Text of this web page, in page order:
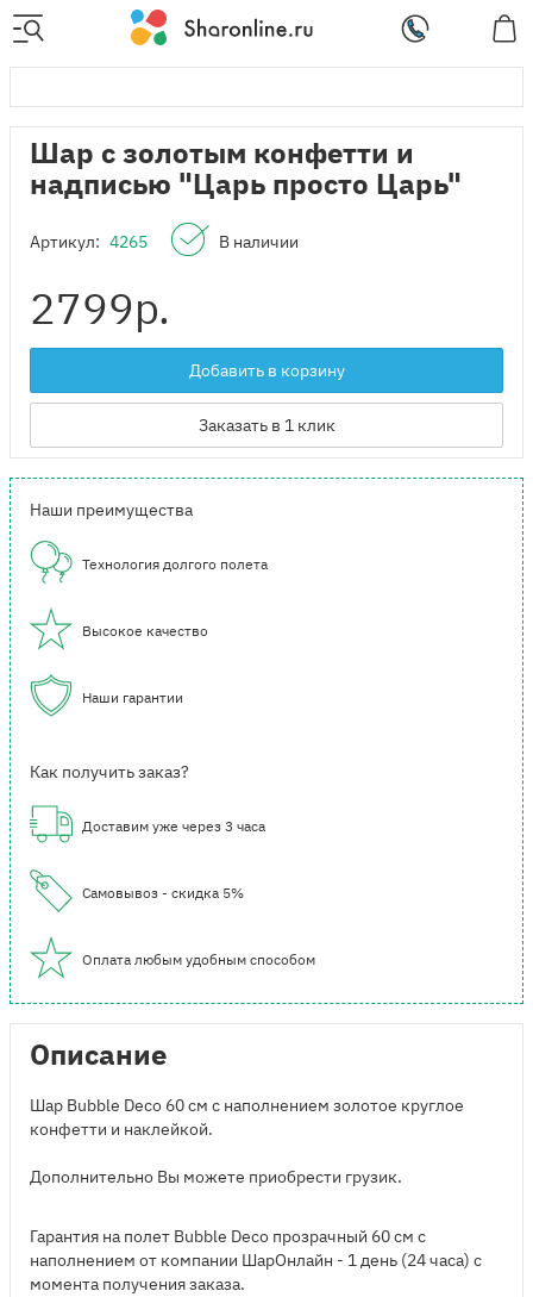
Шар с золотым конфетти и
надписью "Царь просто Царь"
Артикул: 4265 В наличии
2799р.
Добавить в корзину
Заказать в 1 клик
Наши преимущества
Технология долгого полета
Высокое качество
Наши гарантии
Как получить заказ?
Доставим уже через 3 часа
Самовывоз - скидка 5%
Оплата любым удобным способом
Описание
Шар Bubble Deco 60 см с наполнением золотое круглое
конфетти и наклейкой.
Дополнительно Вы можете приобрести грузик.
Гарантия на полет Bubble Deco прозрачный 60 см с
наполнением от компании ШарОнлайн - 1 день (24 часа) с
момента получения заказа.